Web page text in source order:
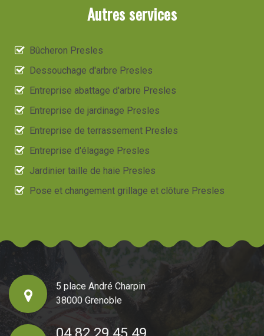
Autres services
Bûcheron Presles
Dessouchage d'arbre Presles
Entreprise abattage d'arbre Presles
Entreprise de jardinage Presles
Entreprise de terrassement Presles
Entreprise d'élagage Presles
Jardinier taille de haie Presles
Pose et changement grillage et clôture Presles
5 place André Charpin
38000 Grenoble